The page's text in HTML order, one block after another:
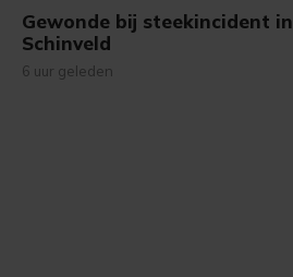
Gewonde bij steekincident in
Schinveld
6 uur geleden